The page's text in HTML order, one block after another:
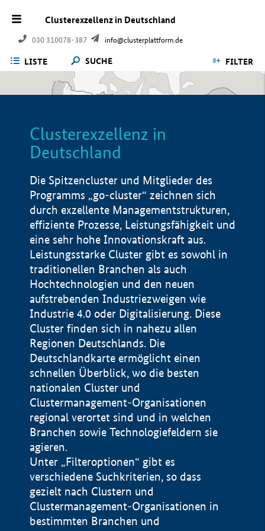
Clusterexzellenz in Deutschland
030 310078-387 info@clusterplattform.de
LISTE SUCHE FILTER
Clusterexzellenz in
Deutschland
Die Spitzencluster und Mitglieder des
Programms „go-cluster“ zeichnen sich
durch exzellente Managementstrukturen,
effiziente Prozesse, Leistungsfähigkeit und
eine sehr hohe Innovationskraft aus.
Leistungsstarke Cluster gibt es sowohl in
traditionellen Branchen als auch
Hochtechnologien und den neuen
aufstrebenden Industriezweigen wie
Industrie 4.0 oder Digitalisierung. Diese
Cluster finden sich in nahezu allen
Regionen Deutschlands. Die
Deutschlandkarte ermöglicht einen
schnellen Überblick, wo die besten
nationalen Cluster und
Clustermanagement-Organisationen
regional verortet sind und in welchen
Branchen sowie Technologiefeldern sie
agieren.
Unter „Filteroptionen“ gibt es
verschiedene Suchkriterien, so dass
gezielt nach Clustern und
Clustermanagement-Organisationen in
bestimmten Branchen und
Impressum
Datenschutzerklärung
BMWE, 2026 ©
100 km © Geobasis-DE / BKG 2015